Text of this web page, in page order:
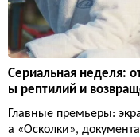
Сериальная неделя:
ы рептилий и
Главные премьеры:
а «Осколки»,